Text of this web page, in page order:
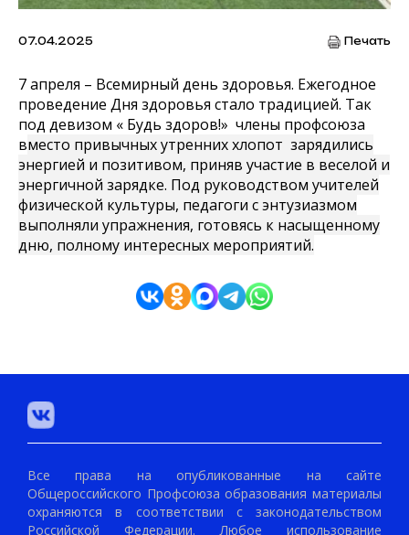
07.04.2025 Печать
7 апреля – Всемирный день здоровья. Ежегодное
проведение Дня здоровья стало традицией. Так
под девизом « Будь здоров!» члены профсоюза
вместо привычных утренних хлопот зарядились
энергией и позитивом, приняв участие в веселой и
энергичной зарядке. Под руководством учителей
физической культуры, педагоги с энтузиазмом
выполняли упражнения, готовясь к насыщенному
дню, полному интересных мероприятий.
Все права на опубликованные на сайте
Общероссийского Профсоюза образования материалы
охраняются в соответствии с законодательством
Российской Федерации. Любое использование